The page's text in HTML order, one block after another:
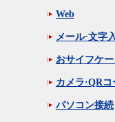
Web
メール·文字
おサイフケ
カメラ·QR
パソコン接続